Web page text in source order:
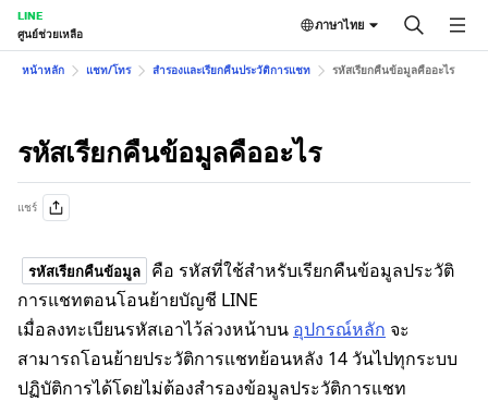
LINE
ศูนย์ช่วยเหลือ
ภาษาไทย
หน้าหลัก แชท/โทร สำรองและเรียกคืนประวัติการแชท รหัสเรียกคืนข้อมูลคืออะไร
รหัสเรียกคืนข้อมูลคืออะไร
แชร์
รหัสเรียกคืนข้อมูล
คือ รหัสที่ใช้สำหรับเรียกคืนข้อมูลประวัติ
การแชทตอนโอนย้ายบัญชี LINE
เมื่อลงทะเบียนรหัสเอาไว้ล่วงหน้าบน อุปกรณ์หลัก จะ
สามารถโอนย้ายประวัติการแชทย้อนหลัง 14 วันไปทุกระบบ
ปฏิบัติการได้โดยไม่ต้องสำรองข้อมูลประวัติการแชท